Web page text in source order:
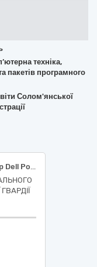
техніка,
пакетів програмного
Солом'янської
Серверний комплект у складі (сервер Dell PowerEdge R940xa; шафа Kinga 22U 19”; ДБЖ APC Smart-UPS CRM 2000VA LCD SMC20001-2U; комутатор MikroTik CRS326-24G-2S+RM; маршрутизатор MikroTik RB4011iGS+RM; точка доступу MikroTik cAP AX cAPGi-5HaxD2HaxD; блок розеток 19” на 8 розеток, шнур 1.8 м, із вимикачем Kingda KD-GER(16) N1008WKPDY30W19A; комплект кріплень; жорсткий диск Dell HDD 4TB (5JH5X); накопичувач SSD 512G WD SN740 M.2 2230 PCI 4.0 x4 3D TLC) або еквівалент